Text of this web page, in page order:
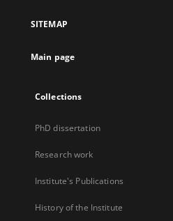
SITEMAP
Main page
Collections
PhD dissertation
Research work
Institute's Publications
History of the Institute